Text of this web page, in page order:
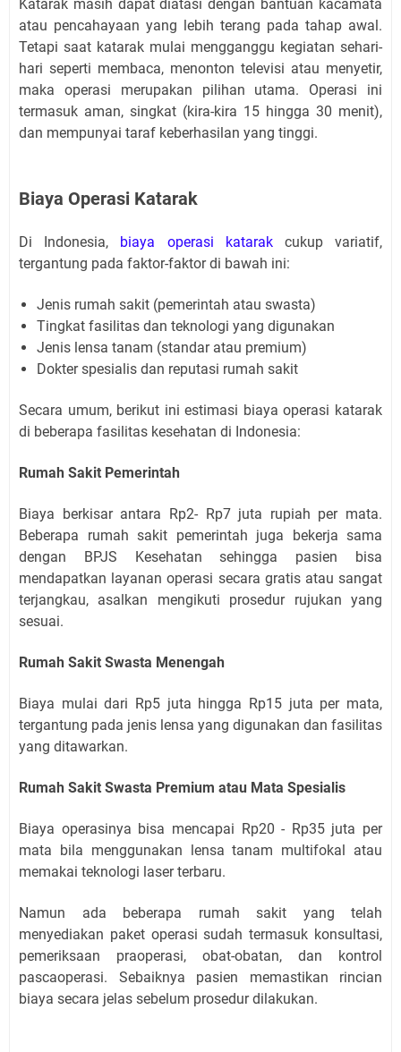
Katarak masih dapat diatasi dengan bantuan kacamata
atau pencahayaan yang lebih terang pada tahap awal.
Tetapi saat katarak mulai mengganggu kegiatan sehari-
hari seperti membaca, menonton televisi atau menyetir,
maka operasi merupakan pilihan utama. Operasi ini
termasuk aman, singkat (kira-kira 15 hingga 30 menit),
dan mempunyai taraf keberhasilan yang tinggi.
Biaya Operasi Katarak
Di Indonesia, biaya operasi katarakcukup variatif,
tergantung pada faktor-faktor di bawah ini:
Jenis rumah sakit (pemerintah atau swasta)
Tingkat fasilitas dan teknologi yang digunakan
Jenis lensa tanam (standar atau premium)
Dokter spesialis dan reputasi rumah sakit
Secara umum, berikut ini estimasi biaya operasi katarak
di beberapa fasilitas kesehatan di Indonesia:
Rumah Sakit Pemerintah
Biaya berkisar antara Rp2- Rp7 juta rupiah per mata.
Beberapa rumah sakit pemerintah juga bekerja sama
dengan BPJS Kesehatan sehingga pasien bisa
mendapatkan layanan operasi secara gratis atau sangat
terjangkau, asalkan mengikuti prosedur rujukan yang
sesuai.
Rumah Sakit Swasta Menengah
Biaya mulai dari Rp5 juta hingga Rp15 juta per mata,
tergantung pada jenis lensa yang digunakan dan fasilitas
yang ditawarkan.
Rumah Sakit Swasta Premium atau Mata Spesialis
Biaya operasinya bisa mencapai Rp20 - Rp35 juta per
mata bila menggunakan lensa tanam multifokal atau
memakai teknologi laser terbaru.
Namun ada beberapa rumah sakit yang telah
menyediakan paket operasi sudah termasuk konsultasi,
pemeriksaan praoperasi, obat-obatan, dan kontrol
pascaoperasi. Sebaiknya pasien memastikan rincian
biaya secara jelas sebelum prosedur dilakukan.